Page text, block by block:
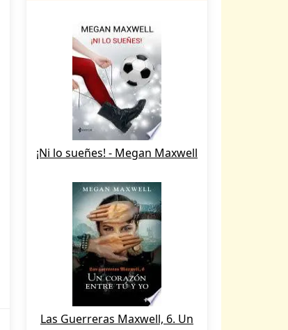
¡Ni lo sueñes! - Megan Maxwell
Las Guerreras Maxwell, 6. Un